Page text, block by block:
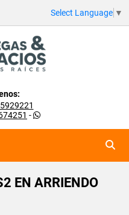
Select Language ▼
-
EN ARRIENDO